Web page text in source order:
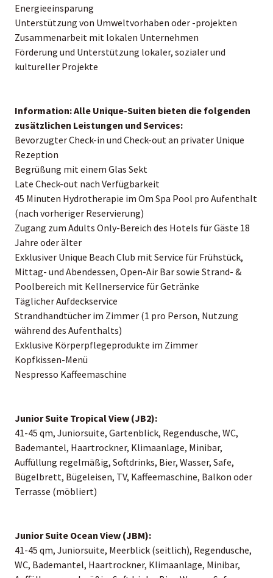
Energieeinsparung
Unterstützung von Umweltvorhaben oder -projekten
Zusammenarbeit mit lokalen Unternehmen
Förderung und Unterstützung lokaler, sozialer und
kultureller Projekte
Information:Alle Unique-Suiten bieten die folgenden
zusätzlichen Leistungen und Services:
Bevorzugter Check-in und Check-out an privater Unique
Rezeption
Begrüßung mit einem Glas Sekt
Late Check-out nach Verfügbarkeit
45 Minuten Hydrotherapie im Om Spa Pool pro Aufenthalt
(nach vorheriger Reservierung)
Zugang zum Adults Only-Bereich des Hotels für Gäste 18
Jahre oder älter
Exklusiver Unique Beach Club mit Service für Frühstück,
Mittag- und Abendessen, Open-Air Bar sowie Strand- &
Poolbereich mit Kellnerservice für Getränke
Täglicher Aufdeckservice
Strandhandtücher im Zimmer (1 pro Person, Nutzung
während des Aufenthalts)
Exklusive Körperpflegeprodukte im Zimmer
Kopfkissen-Menü
Nespresso Kaffeemaschine
Junior Suite Tropical View (JB2):
41-45 qm, Juniorsuite, Gartenblick, Regendusche, WC,
Bademantel, Haartrockner, Klimaanlage, Minibar,
Auffüllung regelmäßig, Softdrinks, Bier, Wasser, Safe,
Bügelbrett, Bügeleisen, TV, Kaffeemaschine, Balkon oder
Terrasse (möbliert)
Junior Suite Ocean View (JBM):
41-45 qm, Juniorsuite, Meerblick (seitlich), Regendusche,
WC, Bademantel, Haartrockner, Klimaanlage, Minibar,